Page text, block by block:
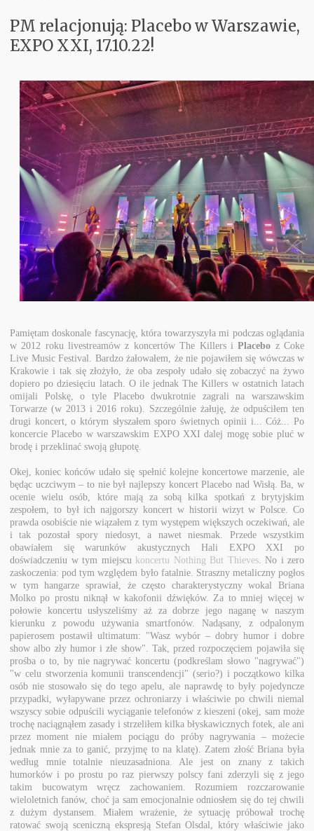
Koncerty
Recenzje
PM Odkrywają
Subiektywnie
Kontakt
PM relacjonują: Placebo w Warszawie,
EXPO XXI, 17.10.22!
Pamiętam doskonale fascynację, która towarzyszyła mi podczas oglądania
w 2012 roku livestreamów z koncertów The Killers iPlacebo z Coke
Live Music Festival. Bardzo żałowałem, że nie pojawiłem się wówczas w
Krakowie i tak się złożyło, że oba zespoły udało się zobaczyć na żywo
dopiero po dziesięciu latach. O ile jednak The Killers w ostatnich latach
omijali Polskę, o tyle Placebo dwukrotnie zagrali na warszawskim
Torwarze (w 2013 i 2016 roku). Szczególnie żałuję, że odpuściłem ten
drugi koncert, o którym słyszałem sporo świetnych opinii i... Cóż... Po
koncercie Placebo w warszawskim EXPO XXI dalej mogę sobie pluć w
brodę i przeklinać swoją głupotę.
Okej, koniec końców udało się spełnić kolejne koncertowe marzenie, ale
będąc uczciwym – to nie był najlepszy koncert Placebo nad Wisłą. Ba, w
ocenie wielu osób, które mają za sobą kilka spotkań z brytyjskim
zespołem, to był ich najgorszy koncert w historii wizyt w Polsce. Co
prawda osobiście nie wiązałem z tym występem większych oczekiwań, ale
i tak pozostał spory niedosyt, a nawet niesmak. Przede wszystkim
obawiałem się warunków akustycznych Hali EXPO XXI po
doświadczeniu w tym miejscu koncertu Nothing But Thieves. No i zero
zaskoczenia: pod tym względem było fatalnie. Straszny metaliczny pogłos
w tym hangarze sprawiał, że często charakterystyczny wokal Briana
Molko po prostu niknął w kakofonii dźwięków. Za to mniej więcej w
połowie koncertu usłyszeliśmy aż za dobrze jego naganę w naszym
kierunku z powodu używania smartfonów. Nadąsany, z odpalonym
papierosem postawił ultimatum: "Wasz wybór – dobry humor i dobre
show albo zły humor i złe show". Tak, przed rozpoczęciem pojawiła się
prośba o to, by nie nagrywać koncertu (podkreślam słowo "nagrywać")
"w celu stworzenia komunii transcendencji" (serio?) i początkowo kilka
osób nie stosowało się do tego apelu, ale naprawdę to były pojedyncze
przypadki, wyłapywane przez ochroniarzy i właściwie po chwili niemal
wszyscy sobie odpuścili wyciąganie telefonów z kieszeni (okej, sam może
trochę naciągnąłem zasady i strzeliłem kilka błyskawicznych fotek, ale ani
przez moment nie miałem pociągu do próby nagrywania – możecie
jednak mnie za to ganić, przyjmę to na klatę). Zatem złość Briana była
według mnie totalnie nieuzasadniona. Ale jest on znany z takich
humorków i po prostu po raz pierwszy polscy fani zderzyli się z jego
takim bucowatym wręcz zachowaniem. Rozumiem rozczarowanie
wieloletnich fanów, choć ja sam emocjonalnie odniosłem się do tej chwili
z dużym dystansem. Miałem wrażenie, że sytuację próbował trochę
ratować swoją sceniczną ekspresją Stefan Olsdal, który właściwie jako